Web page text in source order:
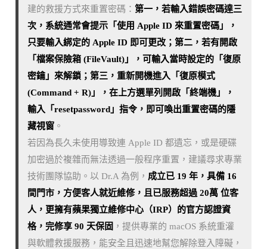
建的救援方式來重置密碼：第一，若輸入錯誤密碼達三
次，系統通常會提示「使用 Apple ID 來重置密碼」，
只要輸入綁定的 Apple ID 即可更改；第二，若有開啟
「檔案保險箱 (FileVault)」，可輸入當時設定的「復原
密鑰」來解鎖；第三，重新開機進入「復原模式
(Command + R)」，在上方選單列開啟「終端機」，
輸入「resetpassword」指令，即可喚出重置密碼的隱
藏視窗 。
若因為長久未使用導致連 Apple ID 都遺忘，或是硬碟
加密過於複雜而無法透過一般程序重置，建議尋求專業
技術團隊協助。以 Dr.A 為例， 成立已 19 年，具備 16
間門市，方便客人就近維修，且已服務超過 20萬 位客
人，更擁有蘋果獨立維修中心（IRP）的官方認證資
格，完修享 90 天保固 ，提供專業的 macOS 系統重灌
與軟體救援服務，能安全且迅速地幫您解除登入障礙，